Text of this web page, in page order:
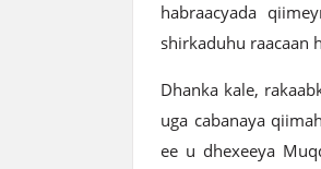
habraacyada
shirkaduhu raacaan
Dhanka kale,
uga cabanaya
ee u dhexeeya